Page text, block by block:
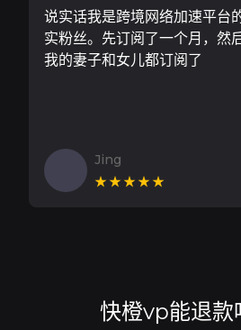
说实话我是跨境网络加速平台
实粉丝。先订阅了一个月，然
我的妻子和女儿都订阅了
Jing
★★★★★
快橙vp能退款